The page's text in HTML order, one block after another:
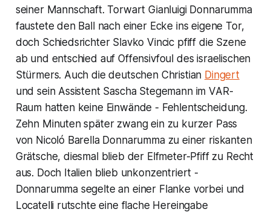
seiner Mannschaft. Torwart Gianluigi Donnarumma
faustete den Ball nach einer Ecke ins eigene Tor,
doch Schiedsrichter Slavko Vincic pfiff die Szene
ab und entschied auf Offensivfoul des israelischen
Stürmers. Auch die deutschen Christian Dingert
und sein Assistent Sascha Stegemann im VAR-
Raum hatten keine Einwände - Fehlentscheidung.
Zehn Minuten später zwang ein zu kurzer Pass
von Nicoló Barella Donnarumma zu einer riskanten
Grätsche, diesmal blieb der Elfmeter-Pfiff zu Recht
aus. Doch Italien blieb unkonzentriert -
Donnarumma segelte an einer Flanke vorbei und
Locatelli rutschte eine flache Hereingabe